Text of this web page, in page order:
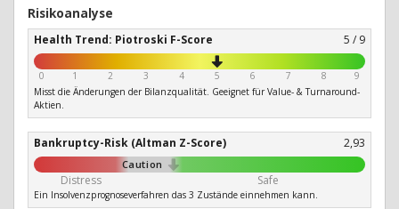
Risikoanalyse
Health Trend: Piotroski F-Score 5 / 9
0 1 2 3 4 5 6 7 8
9
Misst die Änderungen der Bilanzqualität. Geeignet für Value- & Turnaround-
Aktien.
Bankruptcy-Risk (Altman Z-Score) 2,93
Caution
Distress Safe
Ein Insolvenzprognoseverfahren das 3 Zustände einnehmen kann.